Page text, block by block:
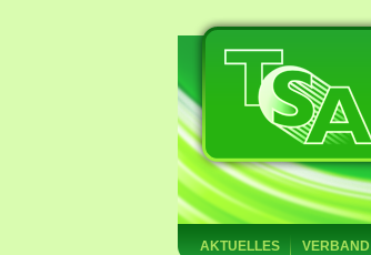
AKTUELLES VERBAND